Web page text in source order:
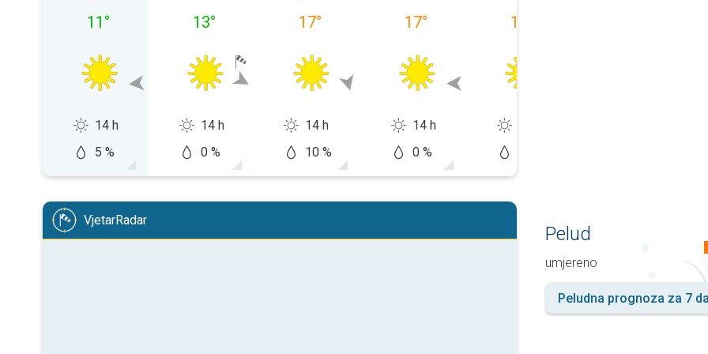
11 °
14 h
5 %
13°
14 h
0 %
17°
14 h
10 %
17°
14 h
0 %
18
VjetarRadar
Pelud
umjereno
Peludna prognoza za 7